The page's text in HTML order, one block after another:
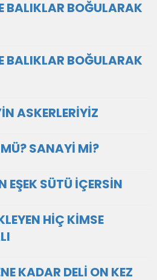
BALIKLAR BOĞULARAK
BALIKLAR BOĞULARAK
ASKERLERİYİZ
SANAYİ Mİ?
SÜTÜ İÇERSİN
HİÇ KİMSE
KADAR DELİ ON KEZ